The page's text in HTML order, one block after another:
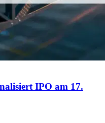
IPO am 17.